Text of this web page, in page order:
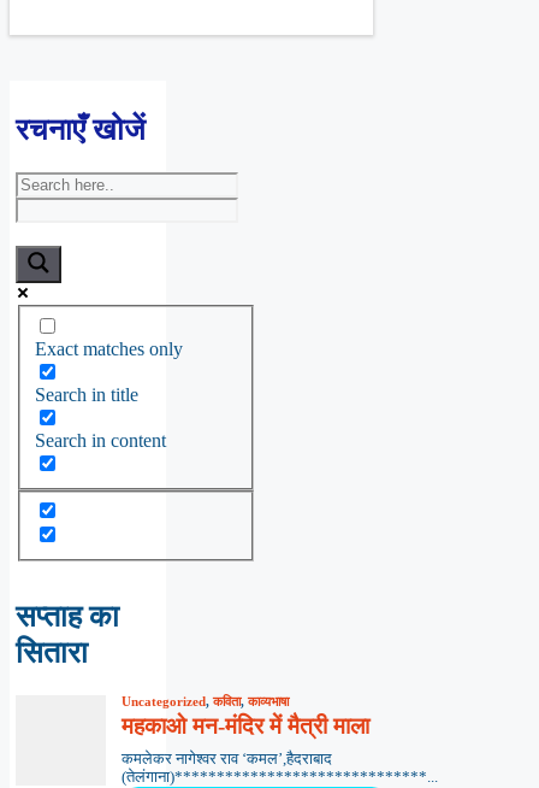
रचनाएँ खोजें
Exact matches only
Search in title
Search in content
सप्ताह का
सितारा
Uncategorized,कविता,काव्यभाषा
महकाओ मन-मंदिर में मैत्री माला
कमलेकर नागेश्वर राव ‘कमल’,हैदराबाद
(तेलंगाना)******************************...